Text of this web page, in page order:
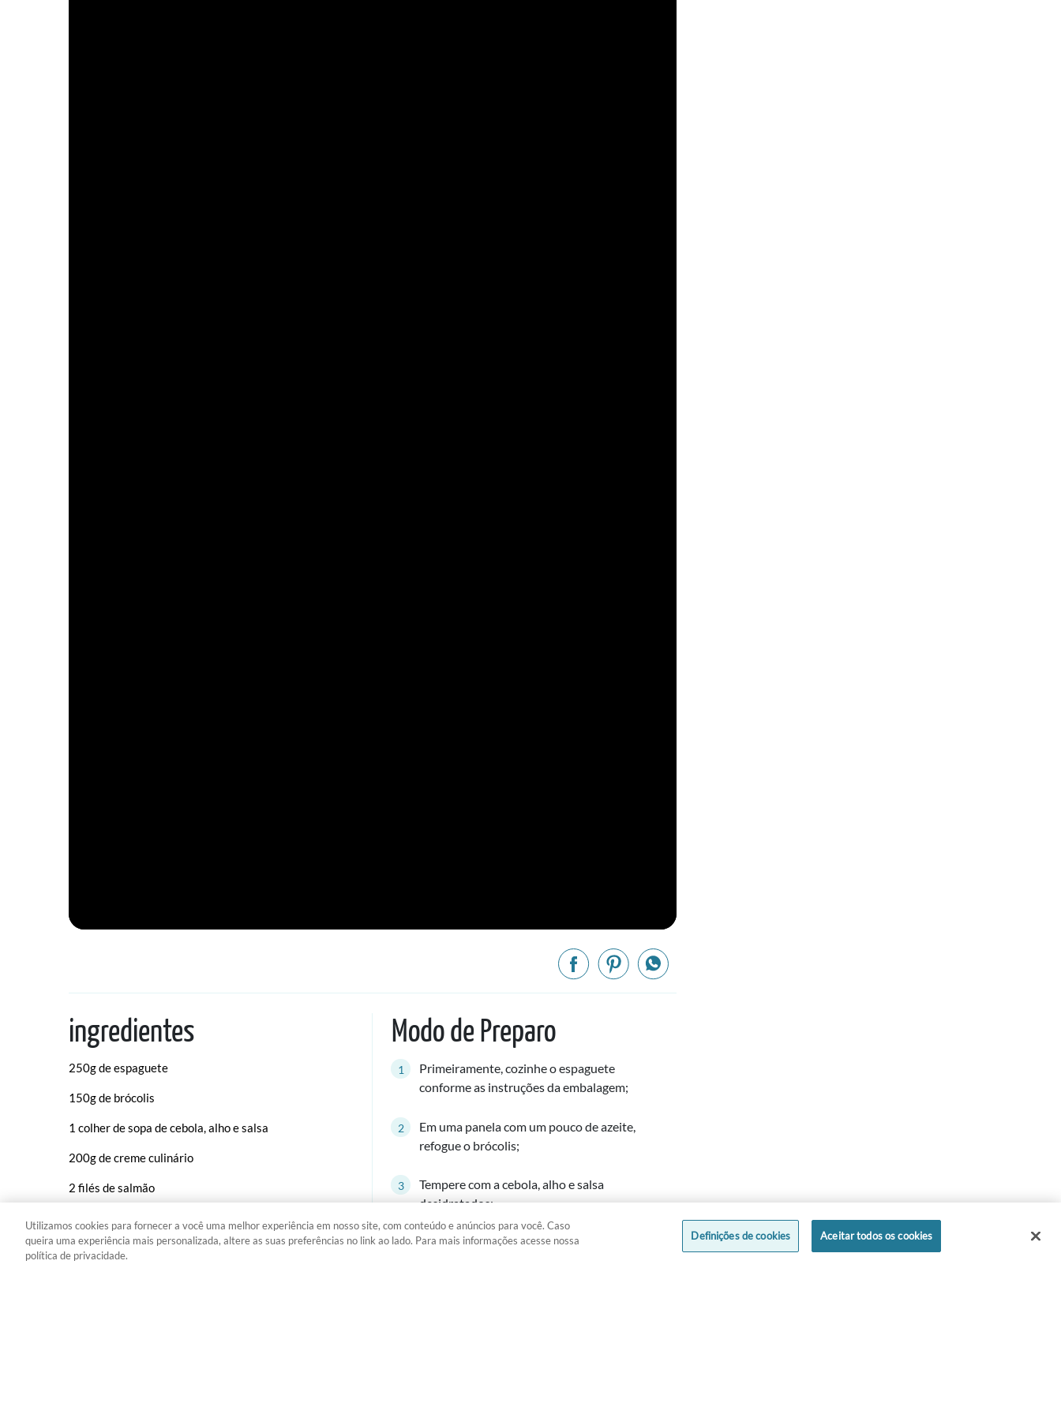
ingredientes
250g de espaguete
150g de brócolis
1 colher de sopa de cebola, alho e salsa
200g de creme culinário
2 filés de salmão
Sal a gosto
Modo de Preparo
Primeiramente, cozinhe o espaguete
conforme as instruções da embalagem;
Em uma panela com um pouco de azeite,
refogue o brócolis;
Tempere com a cebola, alho e salsa
desidratados;
Acrescente o creme culinário até formar um
Utilizamos cookies para fornecer a você uma melhor experiência em nosso site, com conteúdo e anúncios para você. Caso
queira uma experiência mais personalizada, altere as suas preferências no link ao lado. Para mais informações acesse nossa
política de privacidade.
Definições de cookies Aceitar todos os cookies